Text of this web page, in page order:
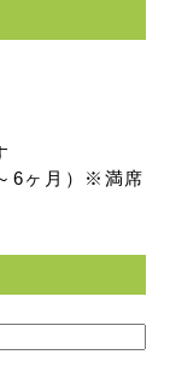
6ヶ月）※満席